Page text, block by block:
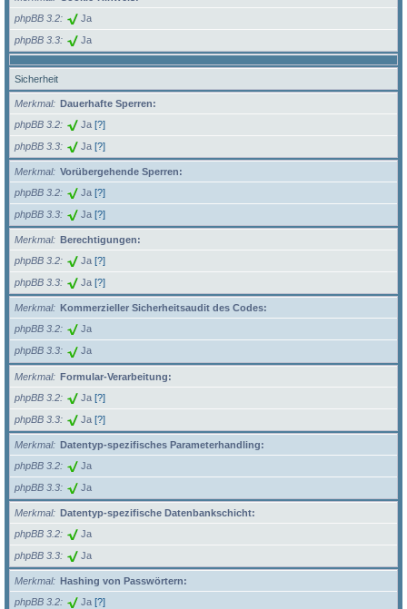
phpBB 3.2
Ja
phpBB 3.3 Ja
Sicherheit
Merkmal
Dauerhafte Sperren:
phpBB 3.2
Ja [?]
phpBB 3.3 Ja [?]
Merkmal
Vorübergehende Sperren:
phpBB 3.2
Ja [?]
phpBB 3.3 Ja [?]
Merkmal
Berechtigungen:
phpBB 3.2
Ja [?]
phpBB 3.3 Ja [?]
Merkmal
Kommerzieller Sicherheitsaudit des Codes:
phpBB 3.2
Ja
phpBB 3.3 Ja
Merkmal
Formular-Verarbeitung:
phpBB 3.2
Ja [?]
phpBB 3.3 Ja [?]
Merkmal
Datentyp-spezifisches Parameterhandling:
phpBB 3.2
Ja
phpBB 3.3 Ja
Merkmal
Datentyp-spezifische Datenbankschicht:
phpBB 3.2
Ja
phpBB 3.3 Ja
Merkmal
Hashing von Passwörtern:
phpBB 3.2
Ja [?]